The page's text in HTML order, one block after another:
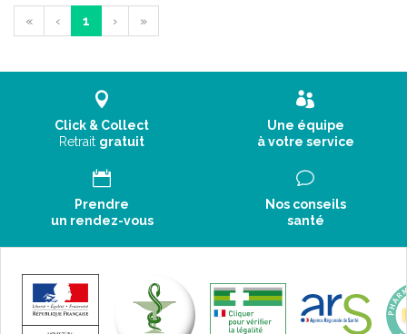
« ‹ 1 › »
Click & Collect
Retrait gratuit
Une équipe
à votre service
Prendre
un rendez-vous
Nos conseils
santé